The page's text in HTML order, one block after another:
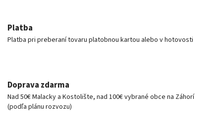
Platba
Platba pri preberaní tovaru platobnou kartou alebo v hotovosti
Doprava zdarma
Nad 50€ Malacky a Kostolište, nad 100€ vybrané obce na Záhorí
(podľa plánu rozvozu)